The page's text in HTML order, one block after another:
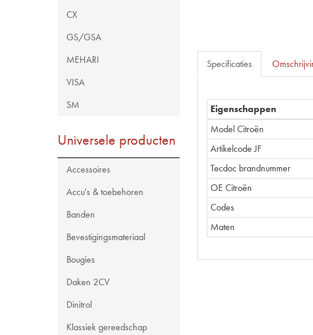
CX
GS/GSA
MEHARI
VISA
SM
Universele producten
Accessoires
Accu's & toebehoren
Banden
Bevestigingsmateriaal
Bougies
Daken 2CV
Dinitrol
Klassiek gereedschap
Specificaties
Eigenschappen
Model Citroën
Artikelcode JF
Tecdoc brandnummer
OE Citroën
Codes
Maten